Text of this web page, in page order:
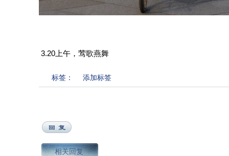
3.20上午，莺歌燕舞
标签： 添加标签
相关回复